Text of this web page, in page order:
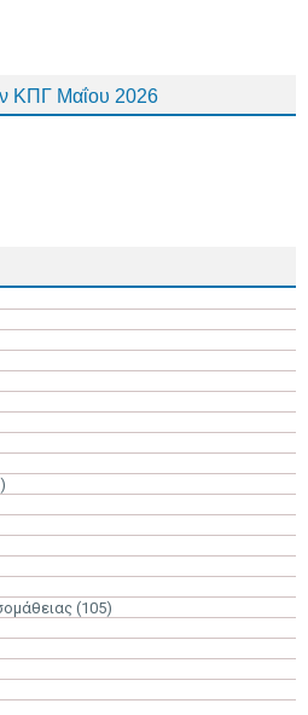
ΚΠΓ Μαΐου 2026
(105)